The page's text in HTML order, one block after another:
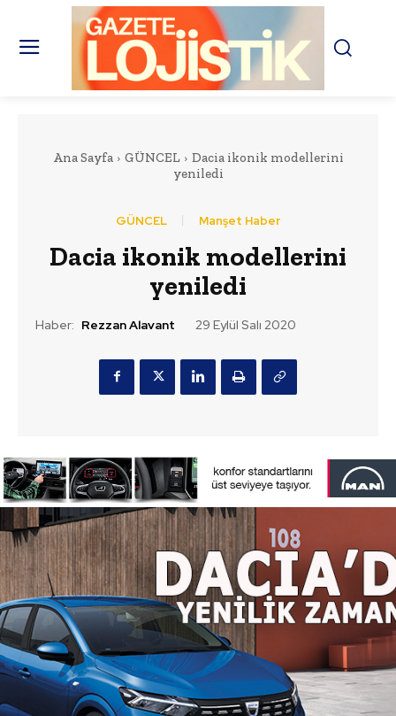
Ana Sayfa GÜNCEL
Dacia ikonik modellerini
yeniledi
GÜNCEL Manşet Haber
Dacia ikonik modellerini
yeniledi
Haber: Rezzan Alavant 29 Eylül Salı 2020